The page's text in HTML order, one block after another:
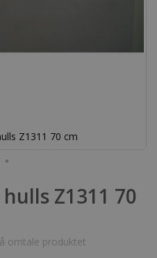
Z1311 70 cm
Z1311 70
omtale produktet